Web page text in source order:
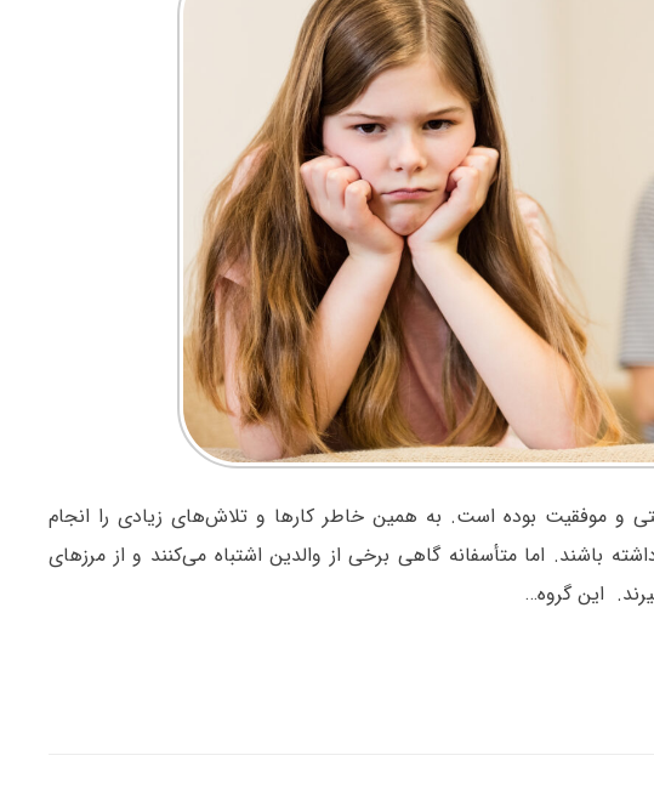
و موفقیت بوده است. به همین خاطر کارها و تلاش‌های زیادی را انجام
باشند. اما متأسفانه گاهی برخی از والدین اشتباه می‌کنند و از مرزهای
این گروه…